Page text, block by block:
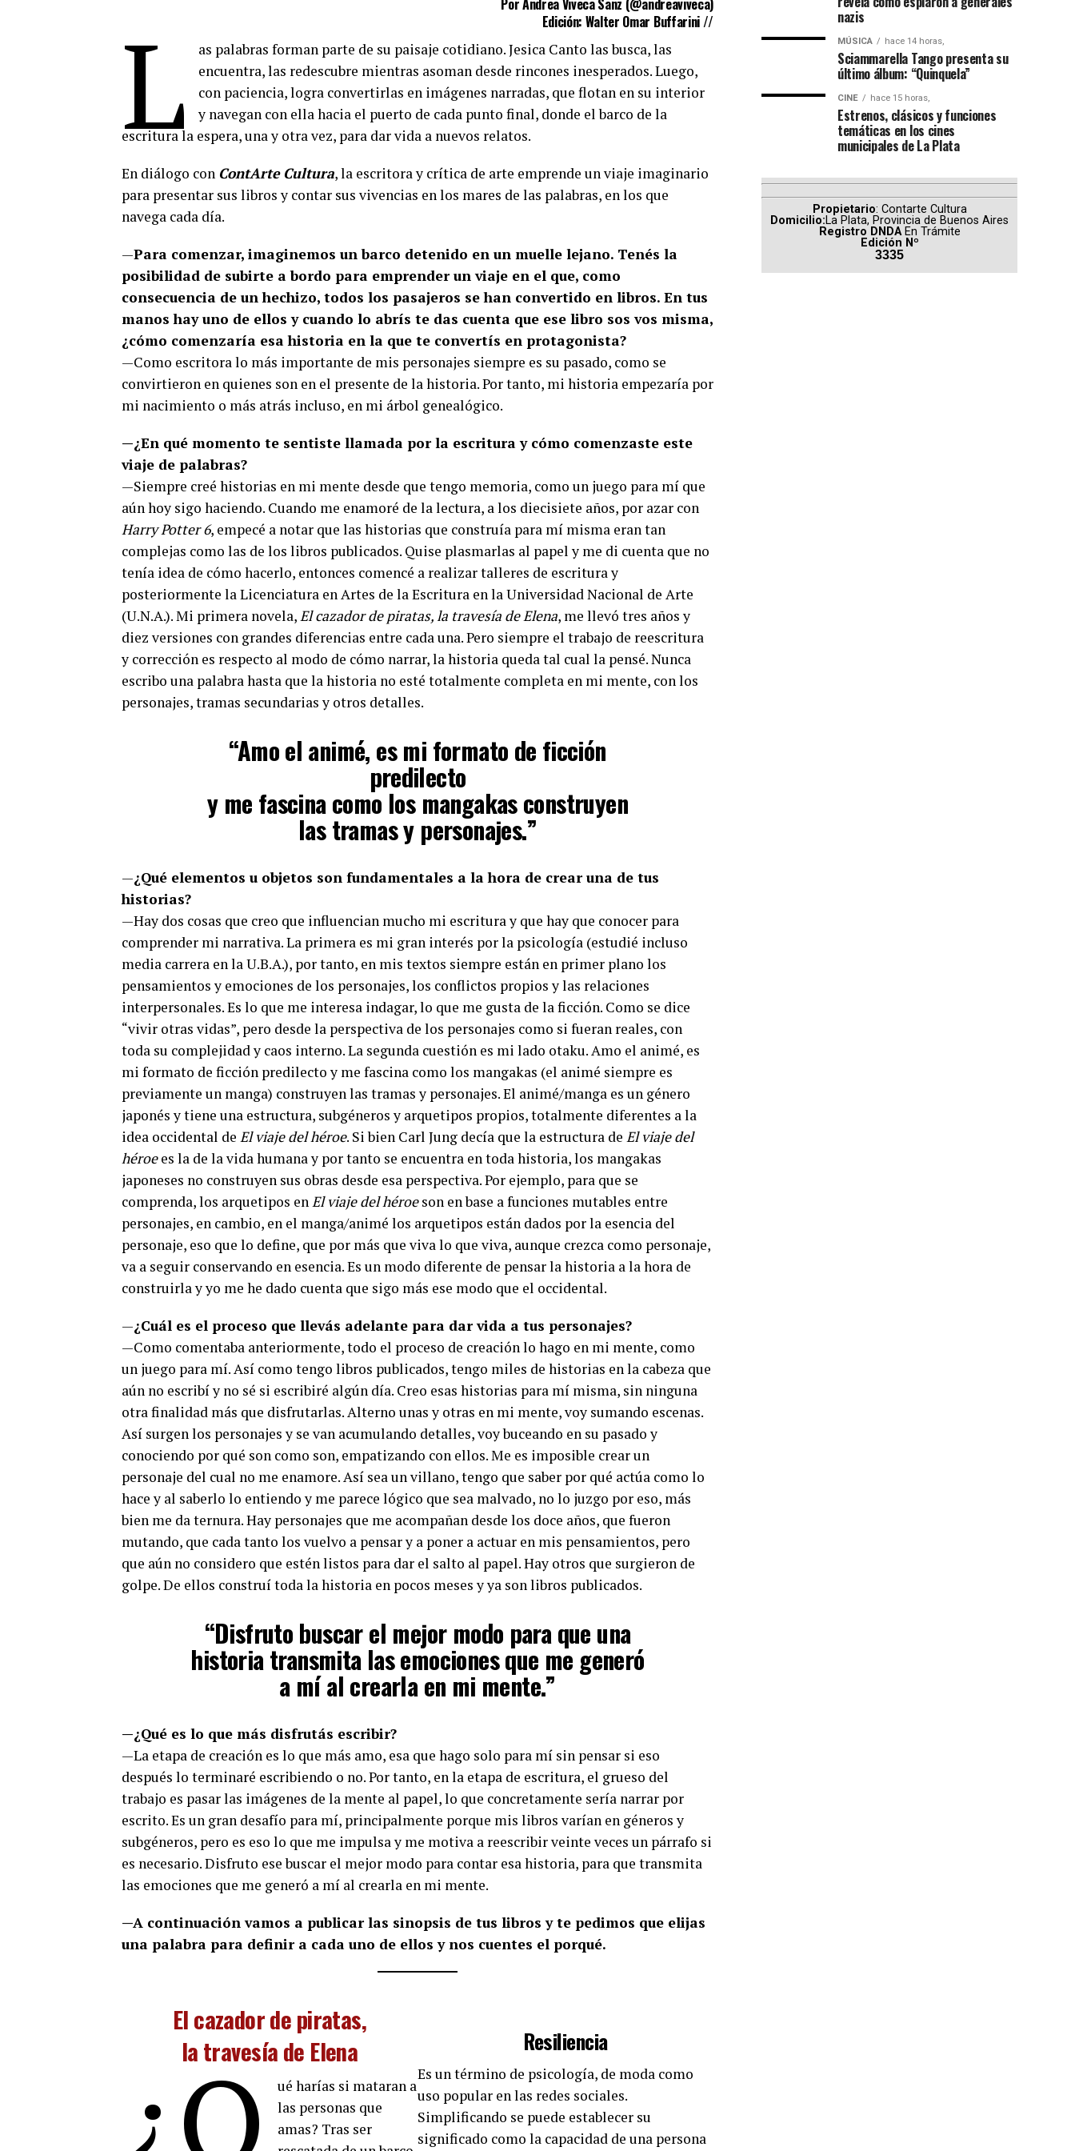
Por Andrea Viveca Sanz (@andreaviveca)
Edición: Walter Omar Buffarini //
L
as palabras forman parte de su paisaje cotidiano. Jesica Canto las busca, las
encuentra, las redescubre mientras asoman desde rincones inesperados. Luego,
con paciencia, logra convertirlas en imágenes narradas, que flotan en su interior
y navegan con ella hacia el puerto de cada punto final, donde el barco de la
escritura la espera, una y otra vez, para dar vida a nuevos relatos.
En diálogo con ContArte Cultura, la escritora y crítica de arte emprende un viaje imaginario
para presentar sus libros y contar sus vivencias en los mares de las palabras, en los que
navega cada día.
—Para comenzar, imaginemos un barco detenido en un muelle lejano. Tenés la
posibilidad de subirte a bordo para emprender un viaje en el que, como
consecuencia de un hechizo, todos los pasajeros se han convertido en libros. En tus
manos hay uno de ellos y cuando lo abrís te das cuenta que ese libro sos vos misma,
¿cómo comenzaría esa historia en la que te convertís en protagonista?
—Como escritora lo más importante de mis personajes siempre es su pasado, como se
convirtieron en quienes son en el presente de la historia. Por tanto, mi historia empezaría por
mi nacimiento o más atrás incluso, en mi árbol genealógico.
—¿En qué momento te sentiste llamada por la escritura y cómo comenzaste este
viaje de palabras?
—Siempre creé historias en mi mente desde que tengo memoria, como un juego para mí que
aún hoy sigo haciendo. Cuando me enamoré de la lectura, a los diecisiete años, por azar con
Harry Potter 6, empecé a notar que las historias que construía para mí misma eran tan
complejas como las de los libros publicados. Quise plasmarlas al papel y me di cuenta que no
tenía idea de cómo hacerlo, entonces comencé a realizar talleres de escritura y
posteriormente la Licenciatura en Artes de la Escritura en la Universidad Nacional de Arte
(U.N.A.). Mi primera novela,El cazador de piratas, la travesía de Elena, me llevó tres años y
diez versiones con grandes diferencias entre cada una. Pero siempre el trabajo de reescritura
y corrección es respecto al modo de cómo narrar, la historia queda tal cual la pensé. Nunca
escribo una palabra hasta que la historia no esté totalmente completa en mi mente, con los
personajes, tramas secundarias y otros detalles.
“Amo el animé, es mi formato de ficción
predilecto
y me fascina como los mangakas construyen
las tramas y personajes.”
—¿Qué elementos u objetos son fundamentales a la hora de crear una de tus
historias?
—Hay dos cosas que creo que influencian mucho mi escritura y que hay que conocer para
comprender mi narrativa. La primera es mi gran interés por la psicología (estudié incluso
media carrera en la U.B.A.), por tanto, en mis textos siempre están en primer plano los
pensamientos y emociones de los personajes, los conflictos propios y las relaciones
interpersonales. Es lo que me interesa indagar, lo que me gusta de la ficción. Como se dice
“vivir otras vidas”, pero desde la perspectiva de los personajes como si fueran reales, con
toda su complejidad y caos interno. La segunda cuestión es mi lado otaku. Amo el animé, es
mi formato de ficción predilecto y me fascina como los mangakas (el animé siempre es
previamente un manga) construyen las tramas y personajes. El animé/manga es un género
japonés y tiene una estructura, subgéneros y arquetipos propios, totalmente diferentes a la
idea occidental de El viaje del héroe. Si bien Carl Jung decía que la estructura de El viaje del
héroees la de la vida humana y por tanto se encuentra en toda historia, los mangakas
japoneses no construyen sus obras desde esa perspectiva. Por ejemplo, para que se
comprenda, los arquetipos enEl viaje del héroeson en base a funciones mutables entre
personajes, en cambio, en el manga/animé los arquetipos están dados por la esencia del
personaje, eso que lo define, que por más que viva lo que viva, aunque crezca como personaje,
va a seguir conservando en esencia. Es un modo diferente de pensar la historia a la hora de
construirla y yo me he dado cuenta que sigo más ese modo que el occidental.
—¿Cuál es el proceso que llevás adelante para dar vida a tus personajes?
—Como comentaba anteriormente, todo el proceso de creación lo hago en mi mente, como
un juego para mí. Así como tengo libros publicados, tengo miles de historias en la cabeza que
aún no escribí y no sé si escribiré algún día. Creo esas historias para mí misma, sin ninguna
otra finalidad más que disfrutarlas. Alterno unas y otras en mi mente, voy sumando escenas.
Así surgen los personajes y se van acumulando detalles, voy buceando en su pasado y
conociendo por qué son como son, empatizando con ellos. Me es imposible crear un
personaje del cual no me enamore. Así sea un villano, tengo que saber por qué actúa como lo
hace y al saberlo lo entiendo y me parece lógico que sea malvado, no lo juzgo por eso, más
bien me da ternura. Hay personajes que me acompañan desde los doce años, que fueron
mutando, que cada tanto los vuelvo a pensar y a poner a actuar en mis pensamientos, pero
que aún no considero que estén listos para dar el salto al papel. Hay otros que surgieron de
golpe. De ellos construí toda la historia en pocos meses y ya son libros publicados.
“Disfruto buscar el mejor modo para que una
historia transmita las emociones que me generó
a mí al crearla en mi mente.”
—¿Qué es lo que más disfrutás escribir?
—La etapa de creación es lo que más amo, esa que hago solo para mí sin pensar si eso
después lo terminaré escribiendo o no. Por tanto, en la etapa de escritura, el grueso del
trabajo es pasar las imágenes de la mente al papel, lo que concretamente sería narrar por
escrito. Es un gran desafío para mí, principalmente porque mis libros varían en géneros y
subgéneros, pero es eso lo que me impulsa y me motiva a reescribir veinte veces un párrafo si
es necesario. Disfruto ese buscar el mejor modo para contar esa historia, para que transmita
las emociones que me generó a mí al crearla en mi mente.
—A continuación vamos a publicar las sinopsis de tus libros y te pedimos que elijas
una palabra para definir a cada uno de ellos y nos cuentes el porqué.
El cazador de piratas,
la travesía de Elena
ué harías si mataran a
las personas que
amas? Tras ser
Resiliencia
Es un término de psicología, de moda como
uso popular en las redes sociales.
Simplificando se puede establecer su
significado como la capacidad de una persona
nazis
MÚSICA hace 14 horas,
Sciammarella Tango presenta su
último álbum: “Quinquela”
CINE hace 15 horas,
Estrenos, clásicos y funciones
temáticas en los cines
municipales de La Plata
Propietario: Contarte Cultura
Domicilio:La Plata, Provincia de Buenos Aires
Registro DNDA En Trámite
Edición Nº
3335